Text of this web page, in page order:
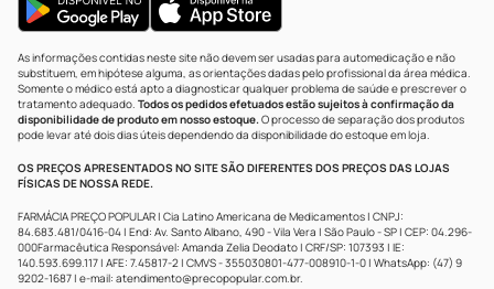
As informações contidas neste site não devem ser usadas para automedicação e não
substituem, em hipótese alguma, as orientações dadas pelo profissional da área médica.
Somente o médico está apto a diagnosticar qualquer problema de saúde e prescrever o
tratamento adequado. Todos os pedidos efetuados estão sujeitos à confirmação da
disponibilidade de produto em nosso estoque.O processo de separação dos produtos
pode levar até dois dias úteis dependendo da disponibilidade do estoque em loja.
OS PREÇOS APRESENTADOS NO SITE SÃO DIFERENTES DOS PREÇOS DAS LOJAS
FÍSICAS DE NOSSA REDE.
FARMÁCIA PREÇO POPULAR | Cia Latino Americana de Medicamentos | CNPJ:
84.683.481/0416-04 | End: Av. Santo Albano, 490 - Vila Vera | São Paulo - SP | CEP: 04.296-
000Farmacêutica Responsável: Amanda Zelia Deodato | CRF/SP: 107393 | IE:
140.593.699.117 | AFE: 7.45817-2 | CMVS - 355030801-477-008910-1-0 | WhatsApp: (47) 9
9202-1687 | e-mail: atendimento@precopopular.com.br.